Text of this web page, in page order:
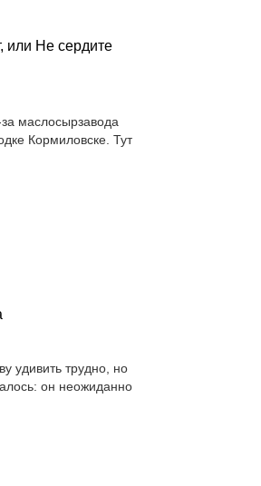
или Не сердите
маслосырзавода
Кормиловске. Тут
удивить трудно, но
он неожиданно